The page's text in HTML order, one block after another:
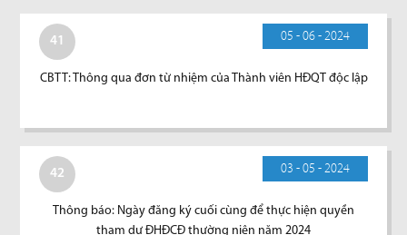
41 05 - 06 - 2024
CBTT: Thông qua đơn từ nhiệm của Thành viên HĐQT độc lập
42 03 - 05 - 2024
Thông báo: Ngày đăng ký cuối cùng để thực hiện quyền
tham dự ĐHĐCĐ thường niên năm 2024